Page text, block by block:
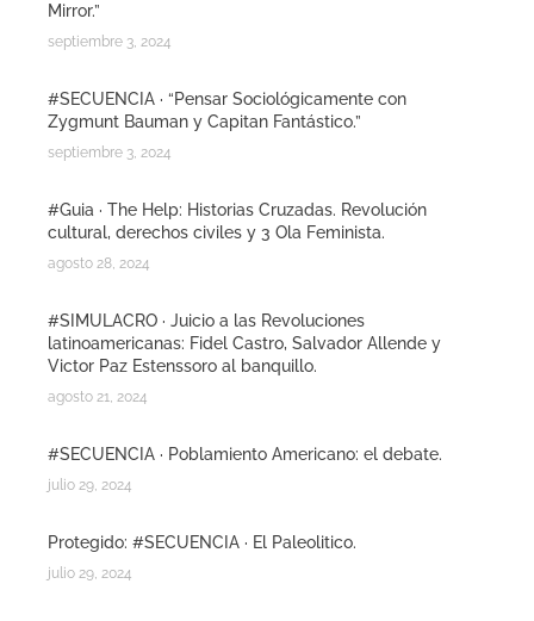
Mirror.”
septiembre 3, 2024
#SECUENCIA · “Pensar Sociológicamente con
Zygmunt Bauman y Capitan Fantástico.”
septiembre 3, 2024
#Guia · The Help: Historias Cruzadas. Revolución
cultural, derechos civiles y 3 Ola Feminista.
agosto 28, 2024
#SIMULACRO · Juicio a las Revoluciones
latinoamericanas: Fidel Castro, Salvador Allende y
Victor Paz Estenssoro al banquillo.
agosto 21, 2024
#SECUENCIA · Poblamiento Americano: el debate.
julio 29, 2024
Protegido: #SECUENCIA · El Paleolitico.
julio 29, 2024